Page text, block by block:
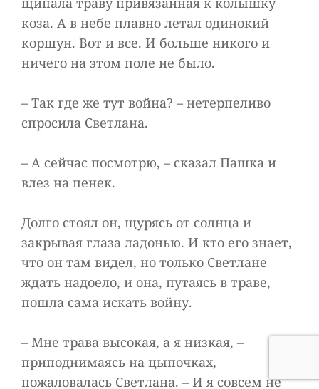
коза. А в небе плавно летал одинокий
коршун. Вот и все. И больше никого и
ничего на этом поле не было.
– Так где же тут война? – нетерпеливо
спросила Светлана.
– А сейчас посмотрю, – сказал Пашка и
влез на пенек.
Долго стоял он, щурясь от солнца и
закрывая глаза ладонью. И кто его знает,
что он там видел, но только Светлане
ждать надоело, и она, путаясь в траве,
пошла сама искать войну.
– Мне трава высокая, а я низкая, –
приподнимаясь на цыпочках,
пожаловалась Светлана. – И я совсем не